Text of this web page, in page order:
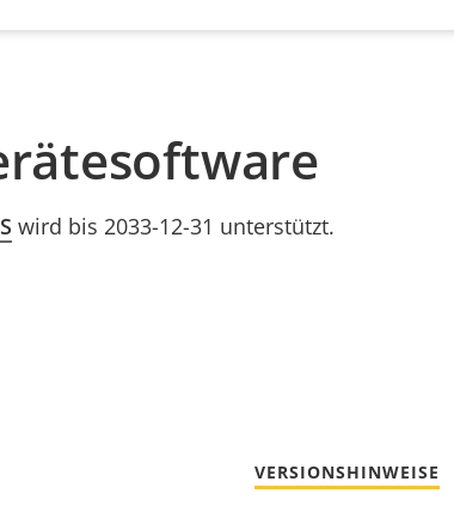
wird bis 2033-12-31 unterstützt.
VERSIONSHINWEISE